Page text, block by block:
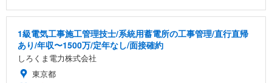
1級電気工事施工管理技士/系統用蓄電所の工事管理/直行直帰
あり/年収〜1500万/定年なし/面接確約
しろくま電力株式会社
東京都